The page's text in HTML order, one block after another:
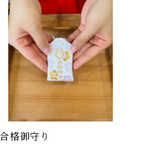
合格御守り